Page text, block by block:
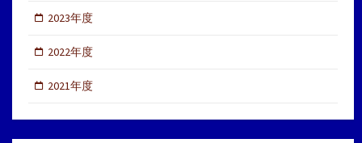
2023年度
2022年度
2021年度